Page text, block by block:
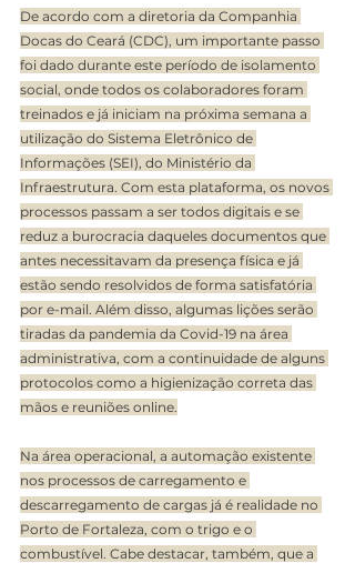
De acordo com a diretoria da Companhia
Docas do Ceará (CDC), um importante passo
foi dado durante este período de isolamento
social, onde todos os colaboradores foram
treinados e já iniciam na próxima semana a
utilização do Sistema Eletrônico de
Informações (SEI), do Ministério da
Infraestrutura. Com esta plataforma, os novos
processos passam a ser todos digitais e se
reduz a burocracia daqueles documentos que
antes necessitavam da presença física e já
estão sendo resolvidos de forma satisfatória
por e-mail. Além disso, algumas lições serão
tiradas da pandemia da Covid-19 na área
administrativa, com a continuidade de alguns
protocolos como a higienização correta das
mãos e reuniões online.
Na área operacional, a automação existente
nos processos de carregamento e
descarregamento de cargas já é realidade no
Porto de Fortaleza, com o trigo e o
combustível. Cabe destacar, também, que a